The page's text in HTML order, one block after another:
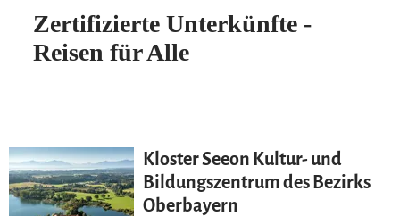
Zertifizierte Unterkünfte -
Reisen für Alle
Kloster Seeon Kultur- und
Bildungszentrum des Bezirks
Oberbayern